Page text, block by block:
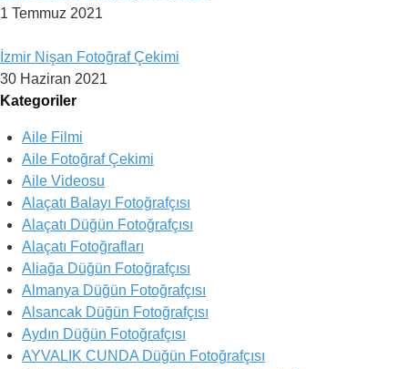
1 Temmuz 2021
İzmir Nişan Fotoğraf Çekimi
30 Haziran 2021
Kategoriler
Aile Filmi
Aile Fotoğraf Çekimi
Aile Videosu
Alaçatı Balayı Fotoğrafçısı
Alaçatı Düğün Fotoğrafçısı
Alaçatı Fotoğrafları
Aliağa Düğün Fotoğrafçısı
Almanya Düğün Fotoğrafçısı
Alsancak Düğün Fotoğrafçısı
Aydın Düğün Fotoğrafçısı
AYVALIK CUNDA Düğün Fotoğrafçısı